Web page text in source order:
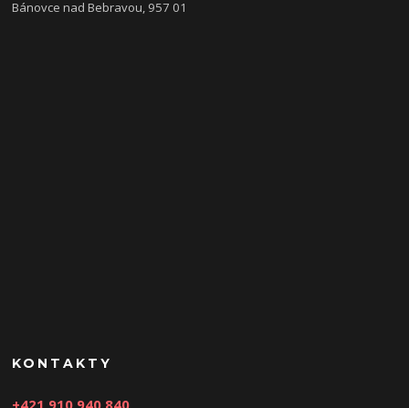
Bánovce nad Bebravou, 957 01
KONTAKTY